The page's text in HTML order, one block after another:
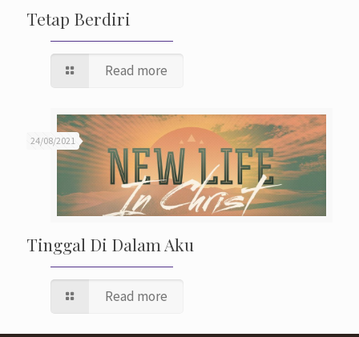
Tetap Berdiri
Read more
24/08/2021
Tinggal Di Dalam Aku
Read more